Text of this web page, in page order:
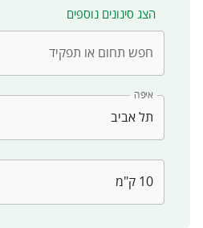
הצג סינונים נוספים
חפש תחום או תפקיד
איפה